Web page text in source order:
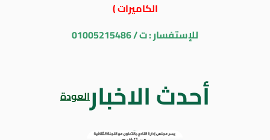
الكاميرات )
للإستفسار : ت / 01005215486
أحدث الاخبارالعودة